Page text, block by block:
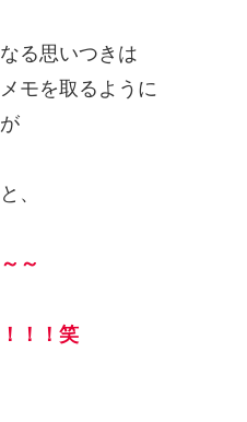
る思いつきは
モを取るように
、
～
！！笑